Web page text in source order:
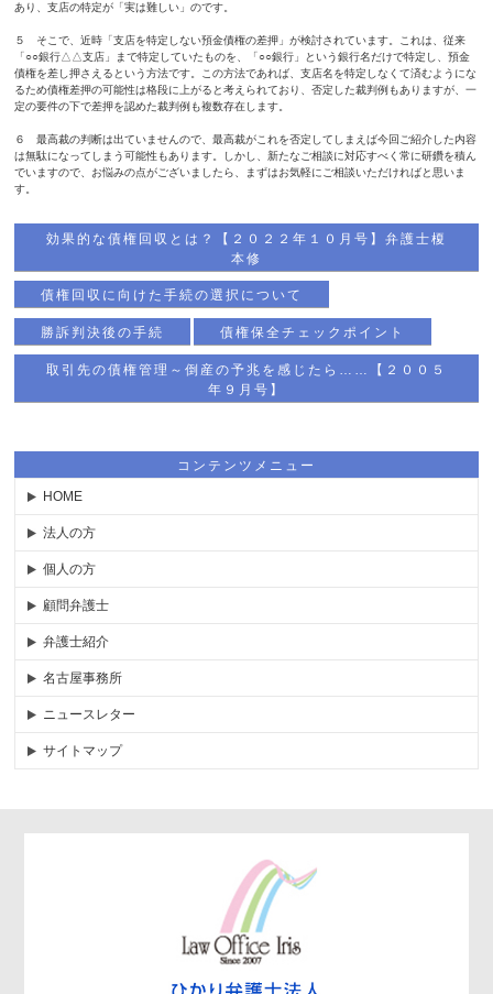
あり、支店の特定が「実は難しい」のです。
５ そこで、近時「支店を特定しない預金債権の差押」が検討されています。これは、従来
「○○銀行△△支店」まで特定していたものを、「○○銀行」という銀行名だけで特定し、預金
債権を差し押さ えるという方法です。この方法であれば、支店名を特定しなくて済むようにな
るため債権差押の可能性は格段に上がると考えられており、否定した裁判例もありますが、一
定の要件の下で差押を認めた裁判例も複数存在します。
６ 最高裁の判断は出ていませんので、最高裁がこれを否定してし
まえば今回ご紹介した内容
は無駄になってしまう可能性もあります。しかし、新たなご相談に対応すべく常に研鑽を積ん
でいますので、お悩みの点がございましたら、まずはお気軽にご相談いただければと思いま
す。
効果的な債権回収とは？【２０２２年１０月号】弁護士榎
本修
債権回収に向けた手続の選択について
勝訴判決後の手続 債権保全チェックポイント
取引先の債権管理～倒産の予兆を感じたら……【２００５
年９月号】
コンテンツメニュー
HOME
法人の方
個人の方
顧問弁護士
弁護士紹介
名古屋事務所
ニュースレター
サイトマップ